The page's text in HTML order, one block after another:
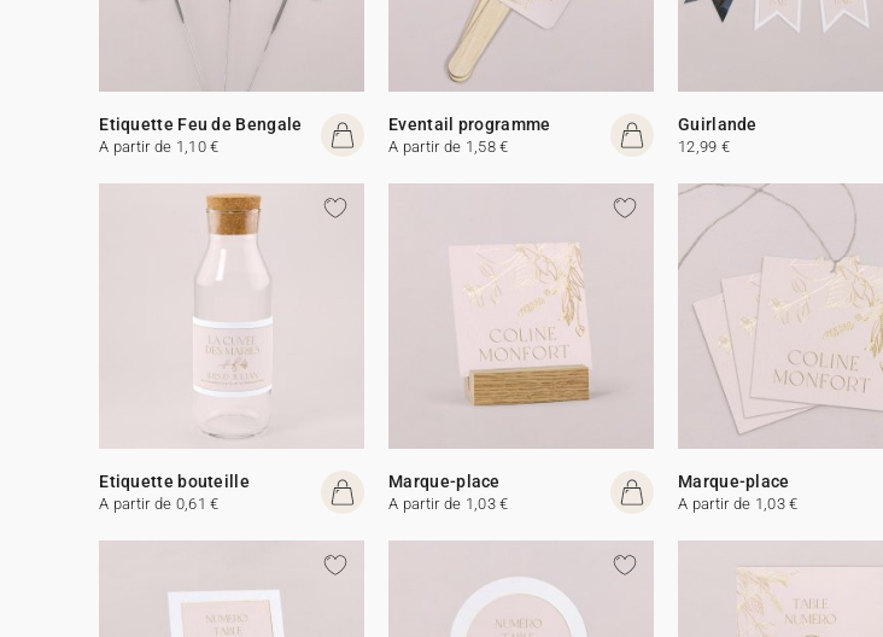
Etiquette Feu de Bengale
A partir de 1,10 €
Eventail programme
A partir de 1,58 €
Guirlande
12,99 €
Etiquette bouteille
A partir de 0,61 €
Marque-place
A partir de 1,03 €
Marque-place
A partir de 1,03 €